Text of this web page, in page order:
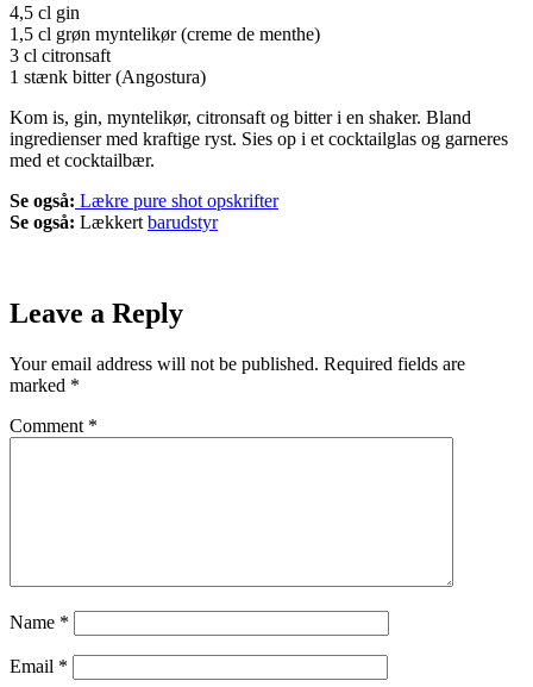
4,5 cl gin
1,5 cl grøn myntelikør (creme de menthe)
3 cl citronsaft
1 stænk bitter (Angostura)
Kom is, gin, myntelikør, citronsaft og bitter i en shaker. Bland
ingredienser med kraftige ryst. Sies op i et cocktailglas og garneres
med et cocktailbær.
Se også: Lækre pure shot opskrifter
Se også: Lækkert barudstyr
Leave a Reply
Your email address will not be published. Required fields are
marked *
Comment *
Name *
Email *